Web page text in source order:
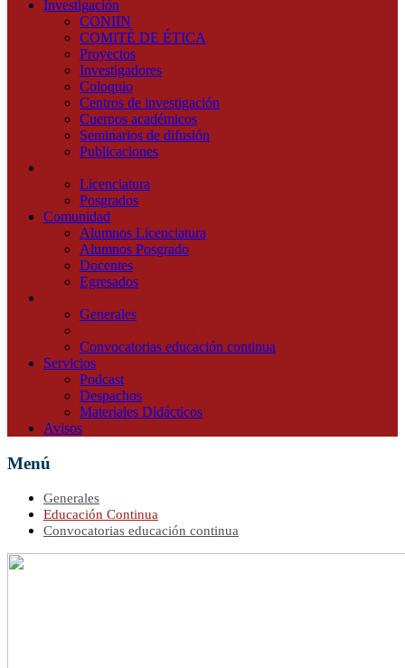
Investigación
CONIIN
COMITÉ DE ÉTICA
Proyectos
Investigadores
Coloquio
Centros de investigación
Cuerpos académicos
Seminarios de difusión
Publicaciones
Licenciatura
Posgrados
Comunidad
Alumnos Licenciatura
Alumnos Posgrado
Docentes
Egresados
Generales
Convocatorias educación continua
Servicios
Podcast
Despachos
Materiales Didácticos
Avisos
Menú
Generales
Educación Continua
Convocatorias educación continua